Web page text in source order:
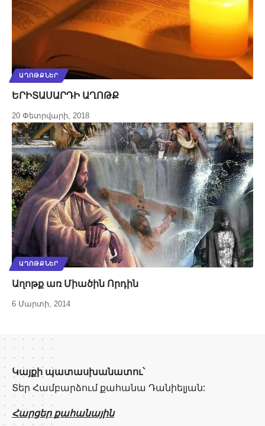
ԱՂՈԹՔՆԵՐ
ԵՐԻՏԱՍԱՐԴԻ ԱՂՈԹՔ
20 Փետրվարի, 2018
ԱՂՈԹՔՆԵՐ
Աղոթք առ Միածին Որդին
6 Մարտի, 2014
Կայքի պատասխանատու՝
Տեր Համբարձում քահանա Դանիելյան:
Հարցեր քահանային